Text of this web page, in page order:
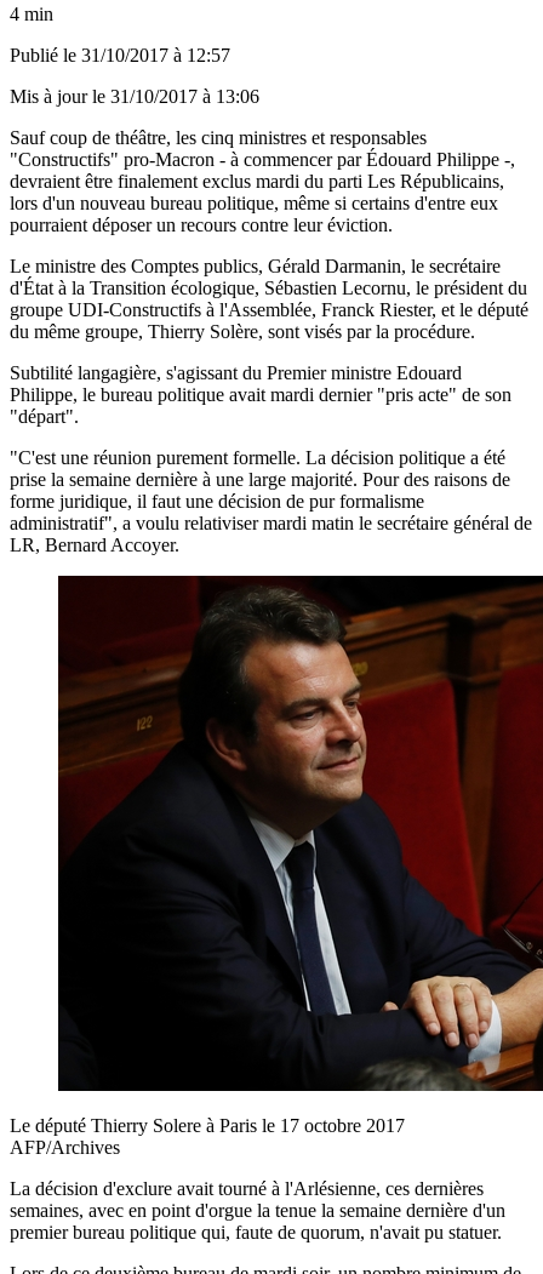
4 min
Publié le 31/10/2017 à 12:57
Mis à jour le 31/10/2017 à 13:06
Sauf coup de théâtre, les cinq ministres et responsables
"Constructifs" pro-Macron - à commencer par Édouard Philippe -,
devraient être finalement exclus mardi du parti Les Républicains,
lors d'un nouveau bureau politique, même si certains d'entre eux
pourraient déposer un recours contre leur éviction.
Le ministre des Comptes publics, Gérald Darmanin, le secrétaire
d'État à la Transition écologique, Sébastien Lecornu, le président du
groupe UDI-Constructifs à l'Assemblée, Franck Riester, et le député
du même groupe, Thierry Solère, sont visés par la procédure.
Subtilité langagière, s'agissant du Premier ministre Edouard
Philippe, le bureau politique avait mardi dernier "pris acte" de son
"départ".
"C'est une réunion purement formelle. La décision politique a été
prise la semaine dernière à une large majorité. Pour des raisons de
forme juridique, il faut une décision de pur formalisme
administratif", a voulu relativiser mardi matin le secrétaire général de
LR, Bernard Accoyer.
Le député Thierry Solere à Paris le 17 octobre 2017
AFP/Archives
La décision d'exclure avait tourné à l'Arlésienne, ces dernières
semaines, avec en point d'orgue la tenue la semaine dernière d'un
premier bureau politique qui, faute de quorum, n'avait pu statuer.